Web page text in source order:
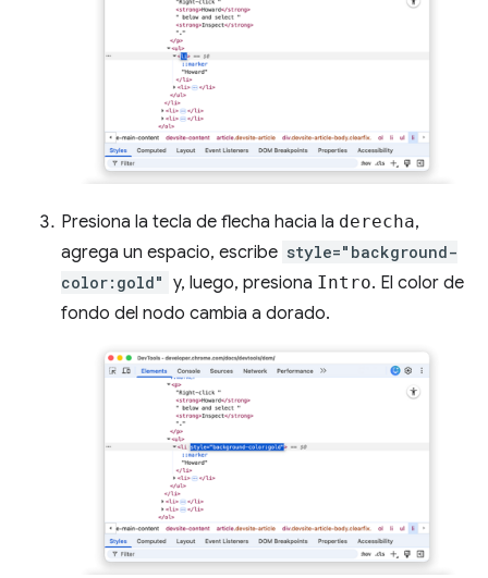
Presiona la tecla de flecha hacia la derecha,
agrega un espacio, escribe style="background-
color:gold" y, luego, presiona Intro. El color de
fondo del nodo cambia a dorado.